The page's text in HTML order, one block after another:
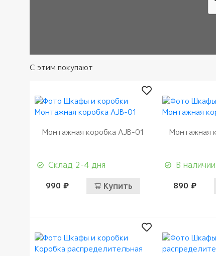
С этим покупают
Монтажная коробка AJB-01
Склад 2-4 дня
990 ₽ Купить
Монтажная
В наличии
890 ₽